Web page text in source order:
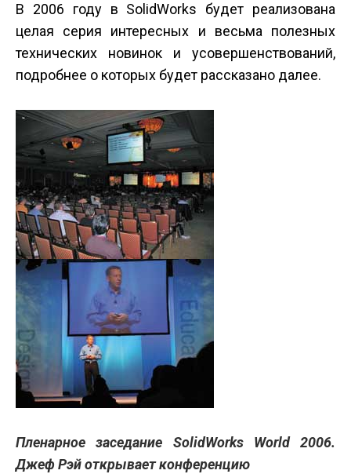
В 2006 году в SolidWorks будет реализована
целая серия интересных и весьма полезных
технических новинок и усовершенствований,
подробнее о которых будет рассказано далее.
Пленарное заседание SolidWorks World 2006.
Джеф Рэй открывает конференцию